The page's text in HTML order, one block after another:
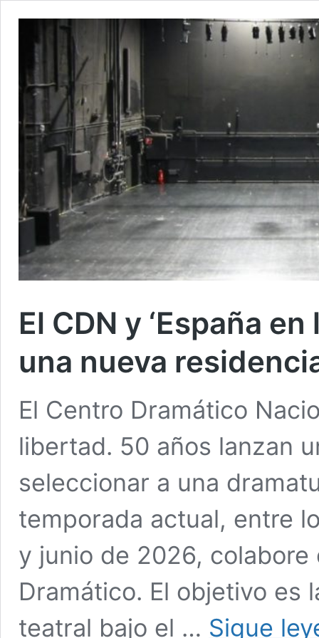
El CDN y ‘España
una nueva
El Centro Dramático
libertad. 50 años lanzan
seleccionar a una
temporada actual, entre
y junio de 2026,
Dramático. El objetivo es
teatral bajo el … Sigue